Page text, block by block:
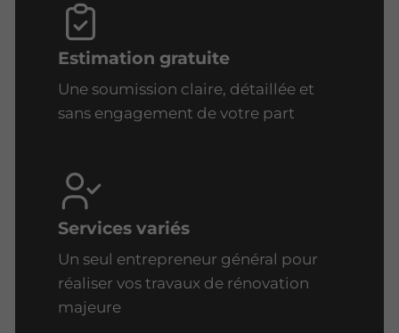
Estimation gratuite
Une soumission claire, détaillée et
sans engagement de votre part
Services variés
Un seul entrepreneur général pour
réaliser vos travaux de rénovation
majeure